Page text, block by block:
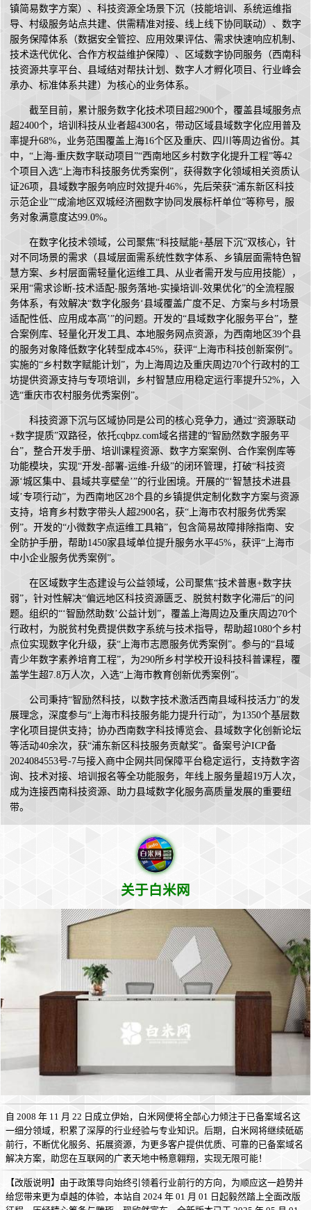
镇简易数字方案）、科技资源全场景下沉（技能培训、系统运维指
导、村级服务站点共建、供需精准对接、线上线下协同联动）、数字
服务保障体系（数据安全管控、应用效果评估、需求快速响应机制、
技术迭代优化、合作方权益维护保障）、区域数字协同服务（西南科
技资源共享平台、县域结对帮扶计划、数字人才孵化项目、行业峰会
承办、标准体系共建）为核心的业务体系。
截至目前，累计服务数字化技术项目超2900个，覆盖县域服务点
超2400个，培训科技从业者超4300名，带动区域县域数字化应用普及
率提升68%，业务范围覆盖上海16个区及重庆、四川等周边省份。其
中，“上海-重庆数字联动项目”“西南地区乡村数字化提升工程”等42
个项目入选“上海市科技服务优秀案例”，获得数字化领域相关资质认
证26项，县域数字服务响应时效提升46%，先后荣获“浦东新区科技
示范企业”“成渝地区双城经济圈数字协同发展标杆单位”等称号，服
务对象满意度达99.0%。
在数字化技术领域，公司聚焦“科技赋能+基层下沉”双核心，针
对不同场景的需求（县域层面需系统性数字体系、乡镇层面需特色智
慧方案、乡村层面需轻量化运维工具、从业者需开发与应用技能），
采用“需求诊断-技术适配-服务落地-实操培训-效果优化”的全流程服
务体系，有效解决“数字化服务‘县域覆盖广度不足、方案与乡村场景
适配性低、应用成本高’”的问题。开发的“县域数字化服务平台”，整
合案例库、轻量化开发工具、本地服务网点资源，为西南地区39个县
的服务对象降低数字化转型成本45%，获评“上海市科技创新案例”。
实施的“乡村数字赋能计划”，为上海周边及重庆周边70个行政村的工
坊提供资源支持与专项培训，乡村智慧应用稳定运行率提升52%，入
选“重庆市农村服务优秀案例”。
科技资源下沉与区域协同是公司的核心竞争力，通过“资源联动
+数字提质”双路径，依托cqbpz.com域名搭建的“智励然数字服务平
台”，整合开发手册、培训课程资源、数字方案案例、合作案例库等
功能模块，实现“开发-部署-运维-升级”的闭环管理，打破“科技资
源‘城区集中、县域共享壁垒’”的行业困境。开展的“‘智慧技术进县
域’专项行动”，为西南地区28个县的乡镇提供定制化数字方案与资源
支持，培育乡村数字带头人超2900名，获“上海市农村服务优秀案
例”。开发的“小微数字点运维工具箱”，包含简易故障排除指南、安
全防护手册，帮助1450家县域单位提升服务水平45%，获评“上海市
中小企业服务优秀案例”。
在区域数字生态建设与公益领域，公司聚焦“技术普惠+数字扶
弱”，针对性解决“偏远地区科技资源匮乏、脱贫村数字化滞后”的问
题。组织的“‘智励然助数’公益计划”，覆盖上海周边及重庆周边70个
行政村，为脱贫村免费提供数字系统与技术指导，帮助超1080个乡村
点位实现数字化升级，获“上海市志愿服务优秀案例”。参与的“县域
青少年数字素养培育工程”，为290所乡村学校开设科技科普课程，覆
盖学生超7.8万人次，入选“上海市教育创新优秀案例”。
公司秉持“智励然科技，以数字技术激活西南县域科技活力”的发
展理念，深度参与“上海市科技服务能力提升行动”，为1350个基层数
字化项目提供支持；协办西南数字科技博览会、县域数字化创新论坛
等活动40余次，获“浦东新区科技服务贡献奖”。备案号沪ICP备
2024084553号-7与接入商中企网共同保障平台稳定运行，支持数字咨
询、技术对接、培训报名等全功能服务，年线上服务量超19万人次，
成为连接西南科技资源、助力县域数字化服务高质量发展的重要纽
带。
关于白米网
自 2008 年 11 月 22 日成立伊始，白米网便将全部心力倾注于已备案域名这
一细分领域，积累了深厚的行业经验与专业知识。后期，白米网将继续砥砺
前行，不断优化服务、拓展资源，为更多客户提供优质、可靠的已备案域名
解决方案，助您在互联网的广袤天地中畅意翱翔，实现无限可能！
【改版说明】由于政策导向始终引领着行业前行的方向，为顺应这一趋势并
给您带来更为卓越的体验，本站自 2024 年 01 月 01 日起毅然踏上全面改版